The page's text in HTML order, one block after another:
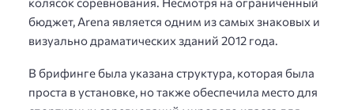
бюджет, Arena является одним из самых знаковых и
визуально драматических зданий 2012 года.
В брифинге была указана структура, которая была
проста в установке, но также обеспечила место для